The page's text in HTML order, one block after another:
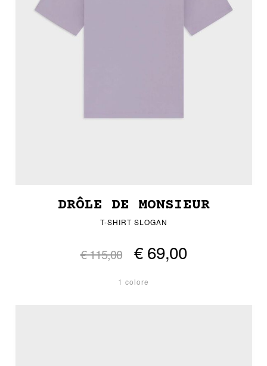
DRÔLE DE MONSIEUR
T-SHIRT SLOGAN
€ 115,00 € 69,00
1 colore